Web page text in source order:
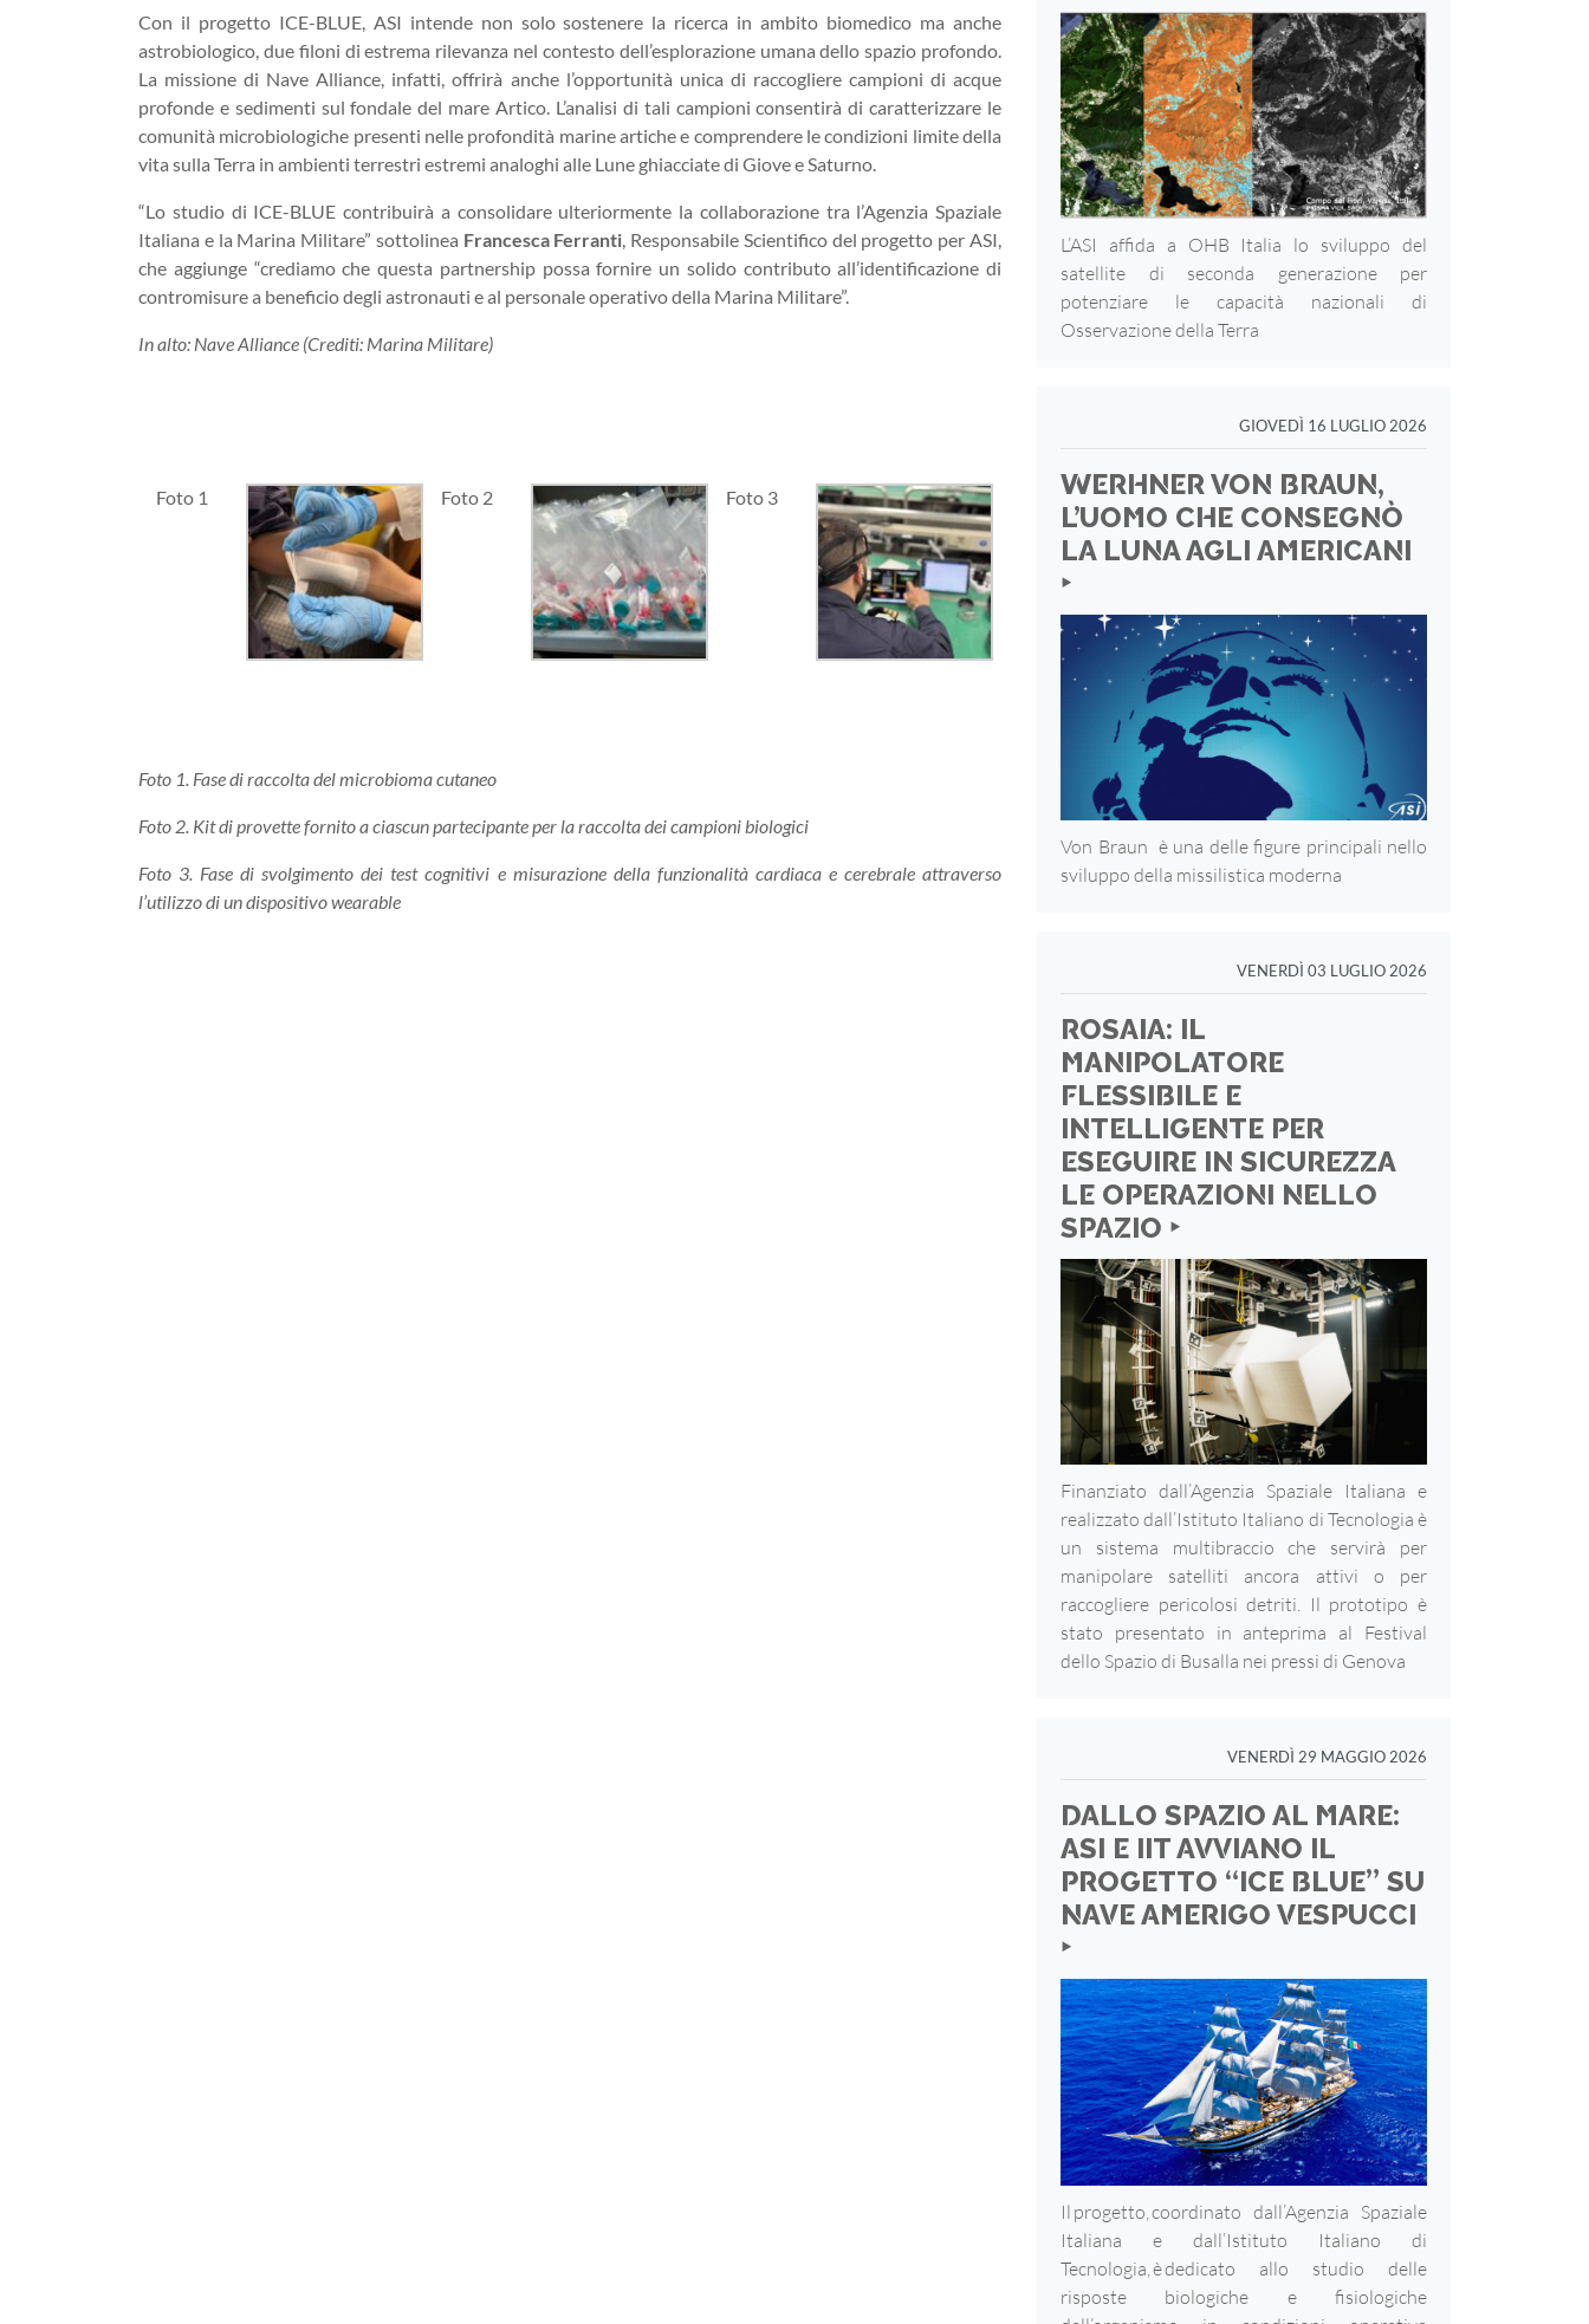
Con il progetto ICE-BLUE, ASI intende non solo sostenere la ricerca in ambito biomedico ma anche
astrobiologico, due filoni di estrema rilevanza nel contesto dell’esplorazione umana dello spazio profondo.
La missione di Nave Alliance, infatti, offrirà anche l’opportunità unica di raccogliere campioni di acque
profonde e sedimenti sul fondale del mare Artico. L’analisi di tali campioni consentirà di caratterizzare le
comunità microbiologiche presenti nelle profondità marine artiche e comprendere le condizioni limite della
vita sulla Terra in ambienti terrestri estremi analoghi alle Lune ghiacciate di Giove e Saturno.
“Lo studio di ICE-BLUE contribuirà a consolidare ulteriormente la collaborazione tra l’Agenzia Spaziale
Italiana e la Marina Militare” sottolinea Francesca Ferranti, Responsabile Scientifico del progetto per ASI,
che aggiunge “crediamo che questa partnership possa fornire un solido contributo all’identificazione di
contromisure a beneficio degli astronauti e al personale operativo della Marina Militare”.
In alto: Nave Alliance (Crediti: Marina Militare)
Foto 1 Foto 2 Foto 3
Foto 1. Fase di raccolta del microbioma cutaneo
Foto 2. Kit di provette fornito a ciascun partecipante per la raccolta dei campioni biologici
Foto 3. Fase di svolgimento dei test cognitivi e misurazione della funzionalità cardiaca e cerebrale attraverso
l’utilizzo di un dispositivo wearable
L’ASI affida a OHB Italia lo sviluppo del
satellite di seconda generazione per
potenziare le capacità nazionali di
Osservazione della Terra
GIOVEDÌ 16 LUGLIO 2026
WERHNER VON BRAUN,
L’UOMO CHE CONSEGNÒ
LA LUNA AGLI AMERICANI
‣
Von Braun è una delle figure principali nello
sviluppo della missilistica moderna
VENERDÌ 03 LUGLIO 2026
ROSAIA: IL
MANIPOLATORE
FLESSIBILE E
INTELLIGENTE PER
ESEGUIRE IN SICUREZZA
LE OPERAZIONI NELLO
SPAZIO ‣
Finanziato dall’Agenzia Spaziale Italiana e
realizzato dall’Istituto Italiano di Tecnologia è
un sistema multibraccio che servirà per
manipolare satelliti ancora attivi o per
raccogliere pericolosi detriti. Il prototipo è
stato presentato in anteprima al Festival
dello Spazio di Busalla nei pressi di Genova
VENERDÌ 29 MAGGIO 2026
DALLO SPAZIO AL MARE:
ASI E IIT AVVIANO IL
PROGETTO “ICE BLUE” SU
NAVE AMERIGO VESPUCCI
‣
Il progetto, coordinato dall’Agenzia Spaziale
Italiana e dall’Istituto Italiano di
Tecnologia, è dedicato allo studio delle
risposte biologiche e fisiologiche